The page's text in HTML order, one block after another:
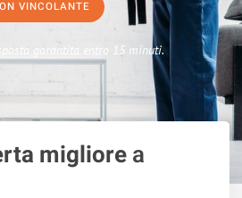
VINCOLANTE
garantita entro 15 minuti.
migliorea